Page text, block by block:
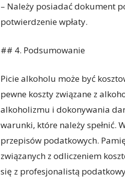
– Należy posiadać dokument
potwierdzenie wpłaty.
## 4. Podsumowanie
Picie alkoholu może być
pewne koszty związane z
alkoholizmu i dokonywania
warunki, które należy spełnić.
przepisów podatkowych.
związanych z odliczeniem
się z profesjonalistą